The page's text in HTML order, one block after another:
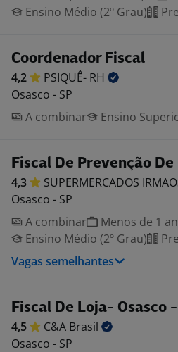
Ensino Médio (2º Grau)
Coordenador Fiscal
4,2 PSIQUÊ- RH
Osasco - SP
A combinar
Ensino
Fiscal De Prevenção De
4,3 SUPERMERCADOS
Osasco - SP
A combinar
Menos de 1
Ensino Médio (2º Grau)
Vagas semelhantes
Fiscal De Loja- Osasco
4,5 C&A Brasil
Osasco - SP